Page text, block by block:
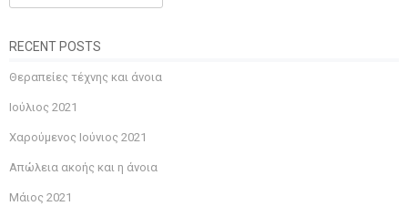
RECENT POSTS
Θεραπείες τέχνης και άνοια
Ιούλιος 2021
Χαρούμενος Ιούνιος 2021
Απώλεια ακοής και η άνοια
Μάιος 2021